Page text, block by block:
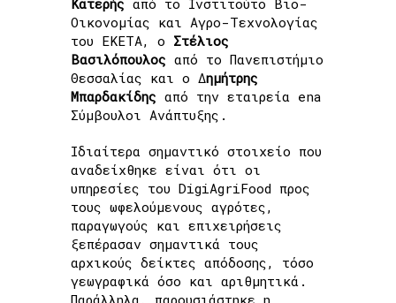
Κατερής από το Ινστιτούτο Βιο-
Οικονομίας και Αγρο-Τεχνολογίας
του ΕΚΕΤΑ, ο Στέλιος
Βασιλόπουλος από το Πανεπιστήμιο
Θεσσαλίας και ο Δημήτρης
Μπαρδακίδης από την εταιρεία ena
Σύμβουλοι Ανάπτυξης.
Ιδιαίτερα σημαντικό στοιχείο που
αναδείχθηκε είναι ότι οι
υπηρεσίες του DigiAgriFood προς
τους ωφελούμενους αγρότες,
παραγωγούς και επιχειρήσεις
ξεπέρασαν σημαντικά τους
αρχικούς δείκτες απόδοσης, τόσο
γεωγραφικά όσο και αριθμητικά.